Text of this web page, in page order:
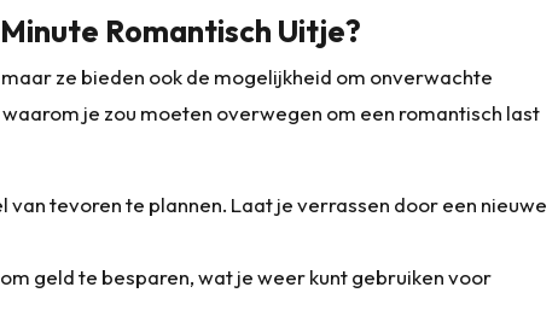
Romantisch Uitje?
ze bieden ook de mogelijkheid om onverwachte
je zou moeten overwegen om een romantisch last
van tevoren te plannen. Laat je verrassen door een nieuwe
geld te besparen, wat je weer kunt gebruiken voor